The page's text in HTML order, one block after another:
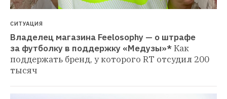
СИТУАЦИЯ
Владелец магазина Feelosophy — о штрафе
за футболку в поддержку «Медузы»*Как
поддержать бренд, у которого RT отсудил 200
тысяч